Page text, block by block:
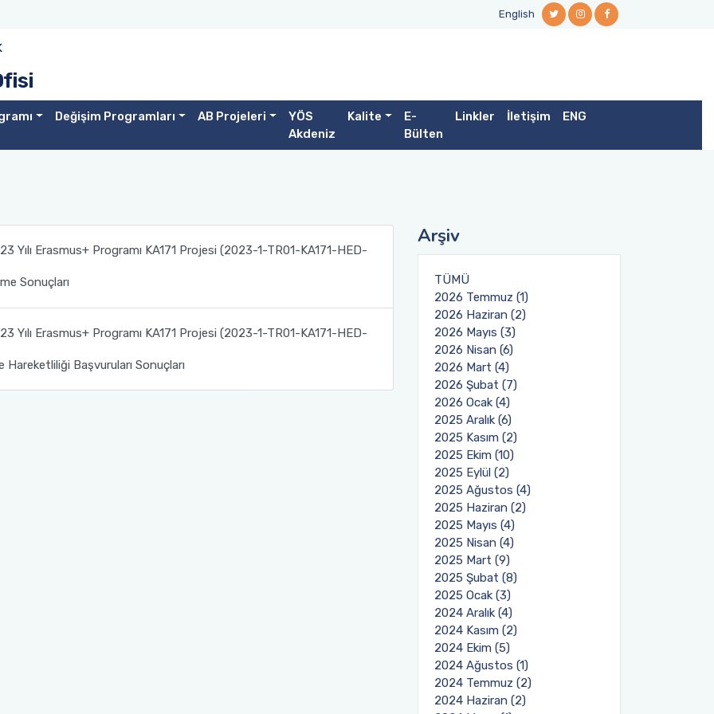
English
Değişim Programları AB Projeleri
YÖS
Akdeniz
Kalite
E-
Bülten
Linkler İletişim ENG
Yılı Erasmus+ Programı KA171 Projesi (2023-1-TR01-KA171-HED-
Sonuçları
Yılı Erasmus+ Programı KA171 Projesi (2023-1-TR01-KA171-HED-
Başvuruları Sonuçları
Arşiv
TÜMÜ
2026 Temmuz (1)
2026 Haziran (2)
2026 Mayıs (3)
2026 Nisan (6)
2026 Mart (4)
2026 Şubat (7)
2026 Ocak (4)
2025 Aralık (6)
2025 Kasım (2)
2025 Ekim (10)
2025 Eylül (2)
2025 Ağustos (4)
2025 Haziran (2)
2025 Mayıs (4)
2025 Nisan (4)
2025 Mart (9)
2025 Şubat (8)
2025 Ocak (3)
2024 Aralık (4)
2024 Kasım (2)
2024 Ekim (5)
2024 Ağustos (1)
2024 Temmuz (2)
2024 Haziran (2)